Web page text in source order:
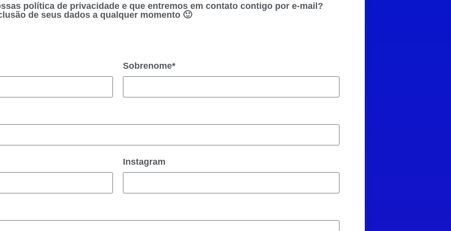
política de privacidade e que entremos em contato contigo por e-mail?
de seus dados a qualquer momento 🙂
Sobrenome*
Instagram